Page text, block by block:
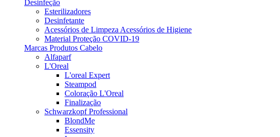
Desinfeção
Esterilizadores
Desinfetante
Acessórios de Limpeza Acessórios de Higiene
Material Proteção COVID-19
Marcas Produtos Cabelo
Alfaparf
L'Oreal
L'oreal Expert
Steampod
Coloração L'Oreal
Finalização
Schwarzkopf Professional
BlondMe
Essensity